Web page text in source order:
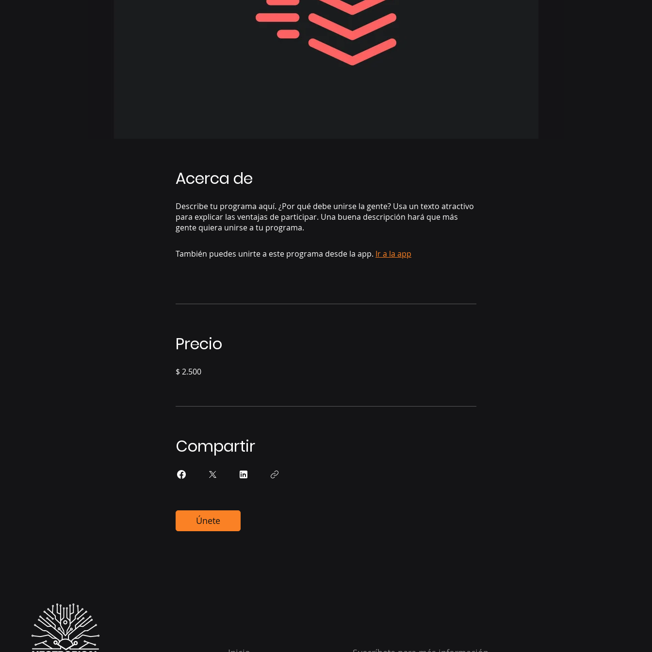
Acerca de
Describe tu programa aquí. ¿Por qué debe unirse la gente? Usa un texto atractivo
para explicar las ventajas de participar. Una buena descripción hará que más
gente quiera unirse a tu programa.
También puedes unirte a este programa desde la app. Ir a la app
Precio
$ 2.500
Compartir
Únete